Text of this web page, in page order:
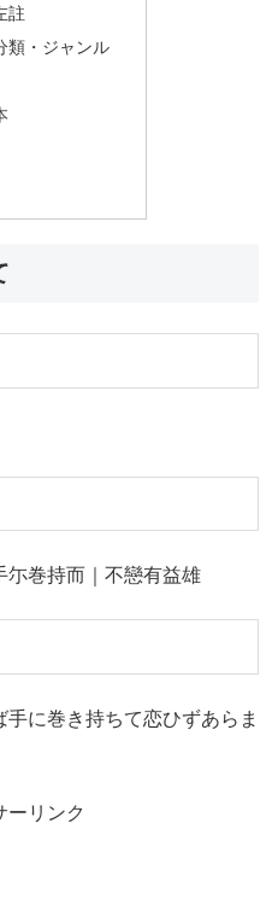
註
類・ジャンル
尓巻持而｜不戀有益雄
に巻き持ちて恋ひずあらま
ーリンク